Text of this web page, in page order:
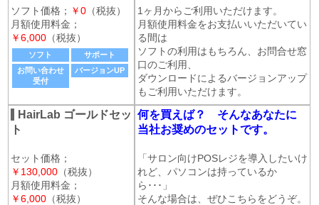
ソフト価格； ￥0 （税抜）
月額使用料金；
￥6,000 （税抜）
ソフト
サポート
お問い合わせ
受付
バージョンUP
1ヶ月からご利用いただけます。
月額使用料金をお支払いいただいてい
る間は
ソフトの利用はもちろん、お問合せ窓
口のご利用、
ダウンロードによるバージョンアップ
もご利用いただけます。
HairLab ゴールドセッ
ト
セット価格；
￥130,000 （税抜）
月額使用料金；
￥6,000 （税抜）
何を買えば？ そんなあなたに
当社お奨めのセットです。
「サロン向けPOSレジを導入したいけ
れど、パソコンは持っているか
ら･･･」
そんな場合は、ぜひこちらをどうぞ。